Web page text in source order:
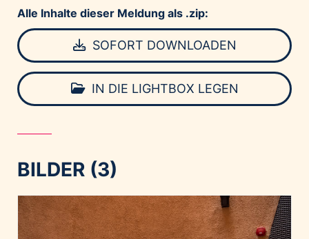
Alle Inhalte dieser Meldung als .zip:
SOFORT DOWNLOADEN
IN DIE LIGHTBOX LEGEN
BILDER (3)